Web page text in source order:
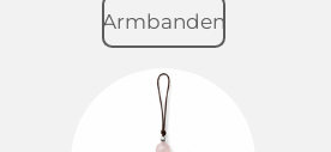
Armbanden